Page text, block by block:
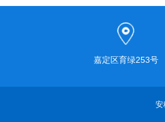
嘉定区育绿253号
安